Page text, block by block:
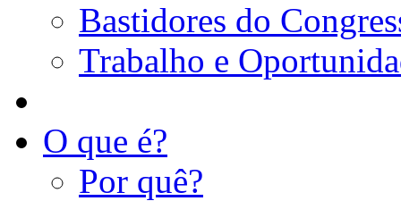
Bastidores do
Trabalho e
O que é?
Por quê?